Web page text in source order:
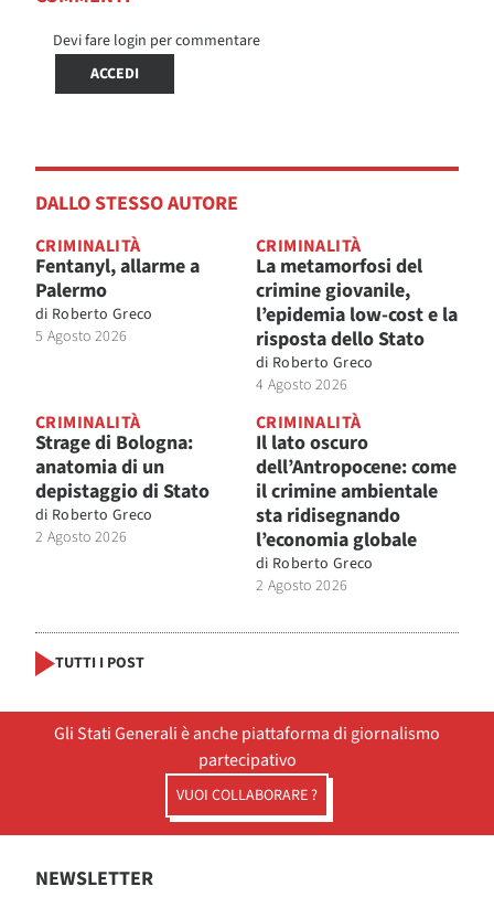
Devi fare login per commentare
ACCEDI
DALLO STESSO AUTORE
CRIMINALITÀ
Fentanyl, allarme a
Palermo
di Roberto Greco
5 Agosto 2026
CRIMINALITÀ
La metamorfosi del
crimine giovanile,
l’epidemia low-cost e la
risposta dello Stato
di Roberto Greco
4 Agosto 2026
CRIMINALITÀ
Strage di Bologna:
anatomia di un
depistaggio di Stato
di Roberto Greco
2 Agosto 2026
CRIMINALITÀ
Il lato oscuro
dell’Antropocene: come
il crimine ambientale
sta ridisegnando
l’economia globale
di Roberto Greco
2 Agosto 2026
TUTTI I POST
Gli Stati Generali è anche piattaforma di giornalismo
partecipativo
VUOI COLLABORARE ?
NEWSLETTER